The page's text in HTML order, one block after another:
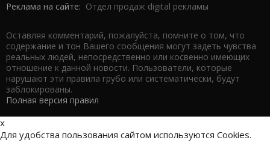
Реклама на сайте: Отдел продаж digital рекламы
Оставляя комментарий, пожалуйста, помните о том, что
содержание и тон Вашего сообщения могут задеть чувства
реальных людей, непосредственно или косвенно имеющих
отношение к данной новости. Пользователи, которые
нарушают эти правила грубо или систематически, будут
заблокированы.
Полная версия правил
x
Для удобства пользования сайтом используются Cookies.